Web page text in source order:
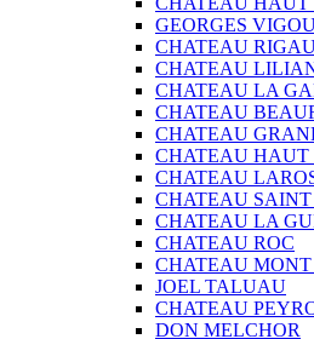
GEORGES
CHATEAU
CHATEAU
CHATEAU LA
CHATEAU
CHATEAU
CHATEAU
CHATEAU
CHATEAU SAINT
CHATEAU LA
CHATEAU ROC
CHATEAU MONT
JOEL TALUAU
CHATEAU
DON MELCHOR